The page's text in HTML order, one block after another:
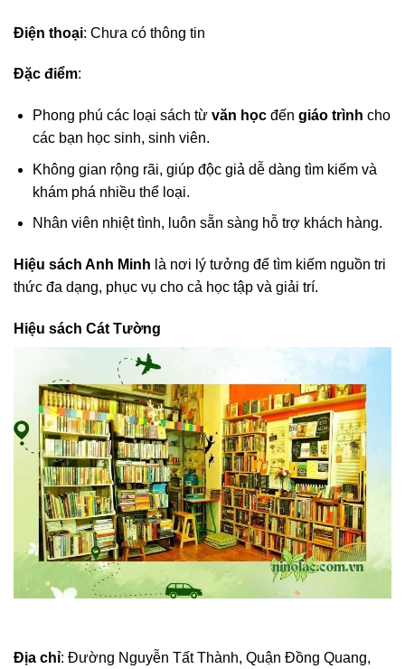
Điện thoại: Chưa có thông tin
Đặc điểm:
Phong phú các loại sách từ văn họcđến giáo trình cho
các bạn học sinh, sinh viên.
Không gian rộng rãi, giúp độc giả dễ dàng tìm kiếm và
khám phá nhiều thể loại.
Nhân viên nhiệt tình, luôn sẵn sàng hỗ trợ khách hàng.
Hiệu sách Anh Minh là nơi lý tưởng để tìm kiếm nguồn tri
thức đa dạng, phục vụ cho cả học tập và giải trí.
Hiệu sách Cát Tường
Địa chỉ: Đường Nguyễn Tất Thành, Quận Đồng Quang,